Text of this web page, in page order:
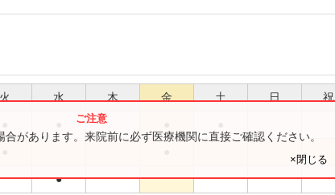
火 水 木 金 土 日 祝
●
があります。来院前に必ず医療機関に直接ご確認ください。
×閉じる